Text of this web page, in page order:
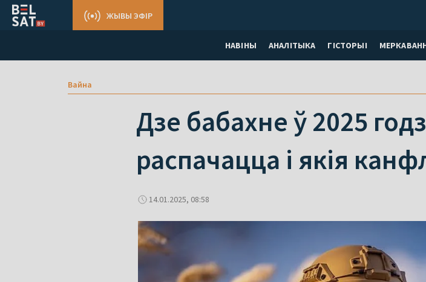
НАВІНЫ АНАЛІТЫКА ГІСТОРЫІ
ЖЫВЫ ЭФІР
Вайна
Дзе бабахне ў 2025
распачацца і якія
14.01.2025, 08:58